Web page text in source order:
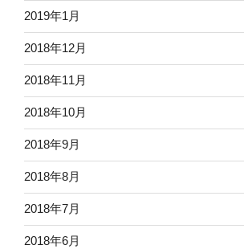
2019年1月
2018年12月
2018年11月
2018年10月
2018年9月
2018年8月
2018年7月
2018年6月